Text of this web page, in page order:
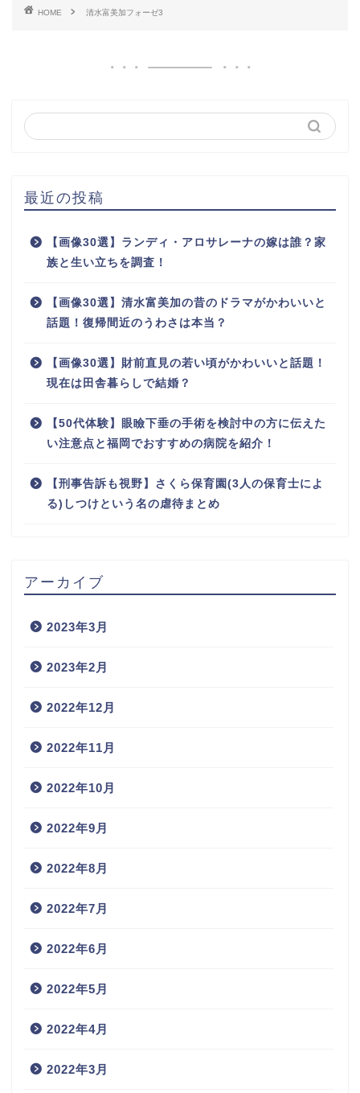
HOME 清水富美加フォーゼ3
最近の投稿
【画像30選】ランディ・アロサレーナの嫁は誰？家
族と生い立ちを調査！
【画像30選】清水富美加の昔のドラマがかわいいと
話題！復帰間近のうわさは本当？
【画像30選】財前直見の若い頃がかわいいと話題！
現在は田舎暮らしで結婚？
【50代体験】眼瞼下垂の手術を検討中の方に伝えた
い注意点と福岡でおすすめの病院を紹介！
【刑事告訴も視野】さくら保育園(3人の保育士によ
る)しつけという名の虐待まとめ
アーカイブ
2023年3月
2023年2月
2022年12月
2022年11月
2022年10月
2022年9月
2022年8月
2022年7月
2022年6月
2022年5月
2022年4月
2022年3月